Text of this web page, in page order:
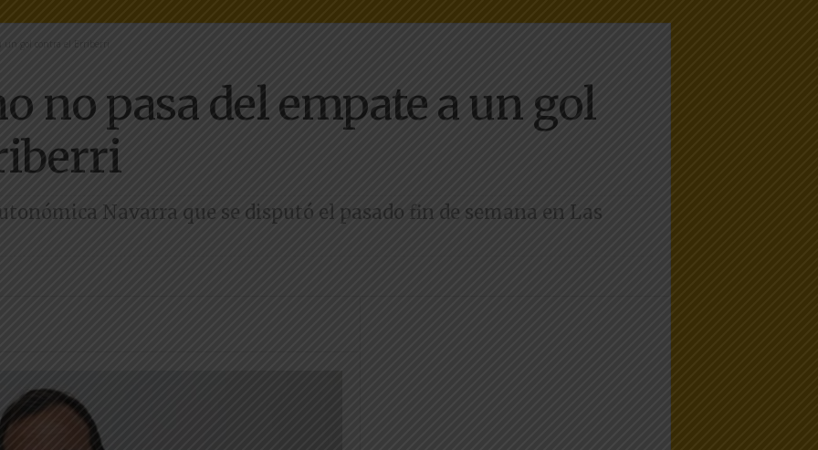
un gol contra el Erriberri
no pasa del empate a un gol
Navarra que se disputó el pasado fin de semana en Las